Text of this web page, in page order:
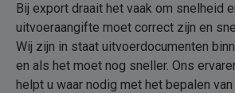
Bij export draait het vaak om snelheid
uitvoeraangifte moet correct zijn en
Wij zijn in staat uitvoerdocumenten
en als het moet nog sneller. Ons
helpt u waar nodig met het bepalen